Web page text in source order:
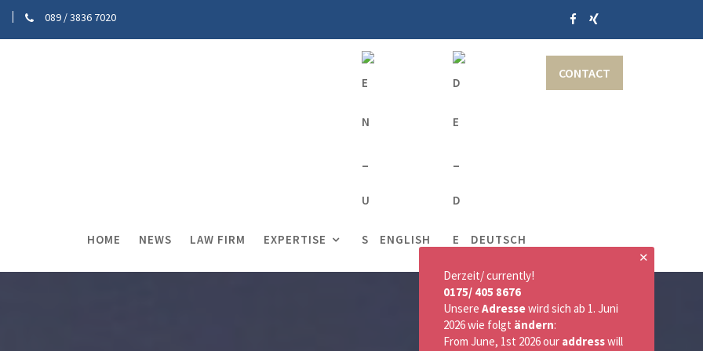
089 / 3836 7020
CONTACT
HOME NEWS LAW FIRM EXPERTISE ENGLISH DEUTSCH
✕
Derzeit/ currently!
0175/ 405 8676
Unsere Adressewird sich ab 1. Juni
2026 wie folgt ändern:
From June, 1st 2026 our addresswill